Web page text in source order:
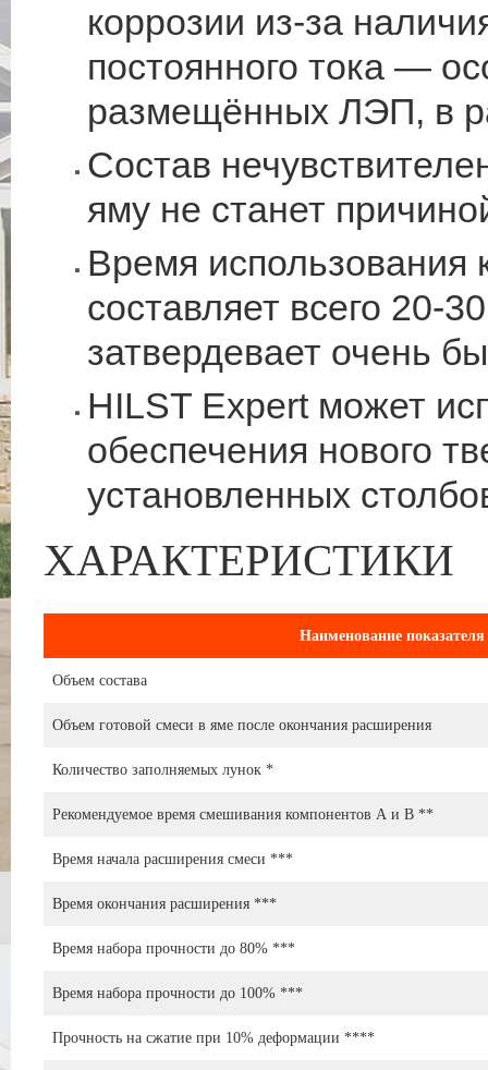
коррозии из-за
постоянного тока —
размещённых ЛЭП, в
Состав
яму не станет
Время использования
составляет всего 20-
затвердевает очень
HILST Expert может
обеспечения нового
установленных
ХАРАКТЕРИСТИКИ
Наименование показателя
Объем состава
Объем готовой смеси в яме после окончания расширения
Количество заполняемых лунок *
Рекомендуемое время смешивания компонентов А и В **
Время начала расширения смеси ***
Время окончания расширения ***
Время набора прочности до 80% ***
Время набора прочности до 100% ***
Прочность на сжатие при 10% деформации ****